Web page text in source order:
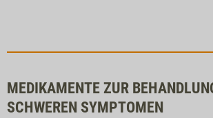
MEDIKAMENTE ZUR
SCHWEREN SYMPTOMEN